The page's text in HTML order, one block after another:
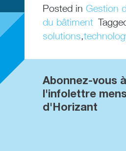
Posted in Gestion
du bâtiment
solutions,
Abonnez-vous à
l'infolettre
d'Horizant